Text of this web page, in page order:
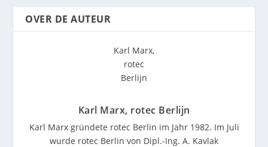
OVER DE AUTEUR
Karl Marx, rotec Berlijn
Karl Marx gründete rotec Berlin im Jahr 1982. Im Juli
wurde rotec Berlin von Dipl.-Ing. A. Kavlak